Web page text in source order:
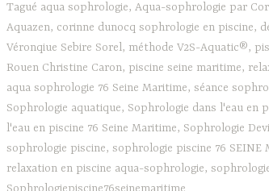
Tagué aqua sophrologie, Aqua-sophrologie par
Aquazen, corinne dunocq sophrologie en piscine,
Véronqiue Sebire Sorel, méthode V2S-Aquatic®,
Rouen Christine Caron, piscine seine maritime,
aqua sophrologie 76 Seine Maritime, séance
Sophrologie aquatique, Sophrologie dans l'eau en
l'eau en piscine 76 Seine Maritime, Sophrologie
sophrologie piscine, sophrologie piscine 76 SEINE
relaxation en piscine aqua-sophrologie,